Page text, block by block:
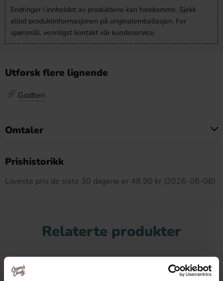
Endringer i innholdet av produktene kan forekomme. Sjekk
alltid produktinformasjonen på originalemballasjen. For
spørsmål, vennligst kontakt vår kundeservice.
Utforsk flere lignende
Godteri
Omtaler
Prishistorikk
Laveste pris de siste 30 dagene er 48.90 kr (2026-08-08)
Relaterte produkter